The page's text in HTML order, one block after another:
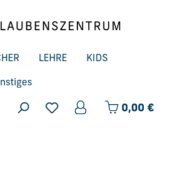
LEHRE KIDS
0,00 €